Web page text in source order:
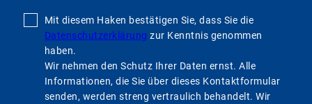
Mit diesem Haken bestätigen Sie, dass Sie die
Datenschutzerklärung zur Kenntnis genommen
haben.
Wir nehmen den Schutz Ihrer Daten ernst. Alle
Informationen, die Sie über dieses Kontaktformular
senden, werden streng vertraulich behandelt. Wir